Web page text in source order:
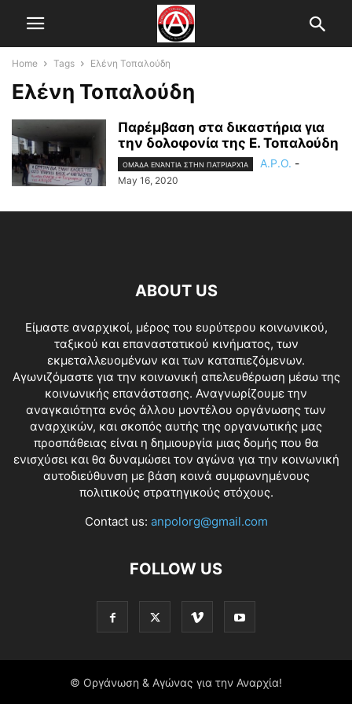
Home Tags Ελένη Τοπαλούδη
Ελένη Τοπαλούδη
Παρέμβαση στα δικαστήρια για
την δολοφονία της Ε. Τοπαλούδη
ΟΜΆΔΑ ΕΝΆΝΤΙΑ ΣΤΗΝ ΠΑΤΡΙΑΡΧΊΑ A.P.O. -
May 16, 2020
ABOUT US
Είμαστε αναρχικοί, μέρος του ευρύτερου κοινωνικού,
ταξικού και επαναστατικού κινήματος, των
εκμεταλλευομένων και των καταπιεζόμενων.
Αγωνιζόμαστε για την κοινωνική απελευθέρωση μέσω της
κοινωνικής επανάστασης. Αναγνωρίζουμε την
αναγκαιότητα ενός άλλου μοντέλου οργάνωσης των
αναρχικών, και σκοπός αυτής της οργανωτικής μας
προσπάθειας είναι η δημιουργία μιας δομής που θα
ενισχύσει και θα δυναμώσει τον αγώνα για την κοινωνική
αυτοδιεύθυνση με βάση κοινά συμφωνημένους
πολιτικούς στρατηγικούς στόχους.
Contact us: anpolorg@gmail.com
FOLLOW US
© Οργάνωση & Αγώνας για την Αναρχία!